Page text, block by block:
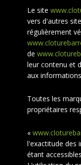
Le site
vers d'autres
régulièrement
de
leur contenu et
aux
Toutes les
propriétaires
«
l'exactitude des
étant